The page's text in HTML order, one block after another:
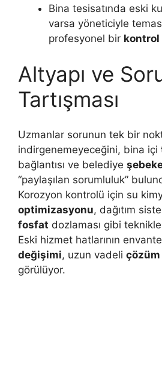
Bina tesisatında eski
varsa yöneticiyle
profesyonel bir kontrol
Altyapı ve
Tartışması
Uzmanlar sorunun tek bir
indirgenemeyeceğini, bina içi
bağlantısı ve belediye
“paylaşılan sorumluluk”
Korozyon kontrolü için su
optimizasyonu, dağıtım
fosfat dozlaması gibi
Eski hizmet hatlarının
değişimi, uzun vadeli çözüm
görülüyor.